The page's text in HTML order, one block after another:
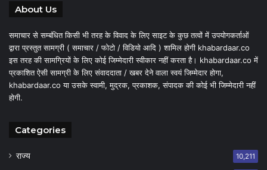
About Us
समाचार से सम्बंधित किसी भी तरह के विवाद के लिए साइट के कुछ तत्वों में उपयोगकर्ताओं
द्वारा प्रस्तुत सामग्री ( समाचार / फोटो / विडियो आदि ) शामिल होगी khabardaar.co
इस तरह की सामग्रियों के लिए कोई जिम्मेदारी स्वीकार नहीं करता है। khabardaar.co में
प्रकाशित ऐसी सामग्री के लिए संवाददाता / खबर देने वाला स्वयं जिम्मेदार होगा,
khabardaar.co या उसके स्वामी, मुद्रक, प्रकाशक, संपादक की कोई भी जिम्मेदारी नहीं
होगी.
Categories
राज्य 10,211